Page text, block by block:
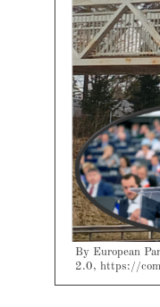
By European
2.0, https://